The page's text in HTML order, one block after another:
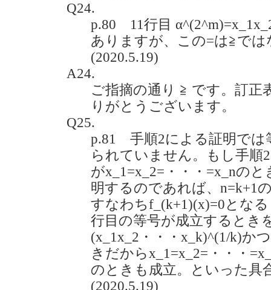
Q24.
p.80 11行目
ありますが、この=は≧で
(2020.5.19)
A24.
ご指摘の通り ≧ です。訂正
りがとうございます。
Q25.
p.81 手順2による証明では
られていません。もし手順
がx_1=x_2=・・・=x_nの
明するのであれば、n=k+1
すなわちf_(k+1)(x)=0とな
行目の等号が成立するとき
(x_1x_2・・・x_k)^(1/k)か
きだからx_1=x_2=・・・
のときも成立。といった具
(2020.5.19)